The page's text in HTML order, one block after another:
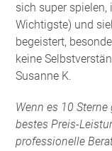
sich super
Wichtigste) und
begeistert,
keine
Susanne K.
Wenn es 10
bestes Preis-
professionelle